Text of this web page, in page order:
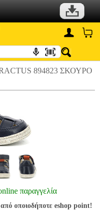
894823 ΣΚΟΥΡΟ
παραγγελία
οποιοδήποτε eshop point!